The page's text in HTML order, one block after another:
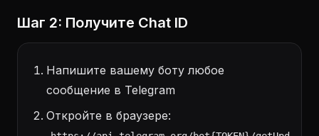
Шаг 2: Получите Chat ID
Напишите вашему боту любое
сообщение в Telegram
Откройте в браузере: